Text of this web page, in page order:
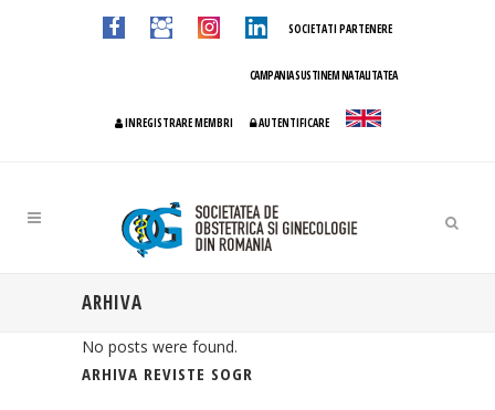
SOCIETATI PARTENERE
CAMPANIA SUSTINEM NATALITATEA
INREGISTRARE MEMBRI AUTENTIFICARE
ARHIVA
No posts were found.
ARHIVA REVISTE SOGR